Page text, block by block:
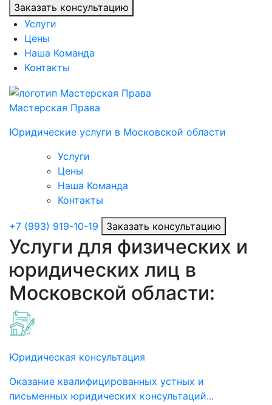
Заказать консультацию
Услуги
Цены
Наша Команда
Контакты
Мастерская Права
Юридические услуги в Московской области
Услуги
Цены
Наша Команда
Контакты
+7 (993) 919-10-19 Заказать консультацию
Услуги для физических и
юридических лиц в
Московской области:
Юридическая консультация
Оказание квалифицированных устных и
письменных юридических консультаций...